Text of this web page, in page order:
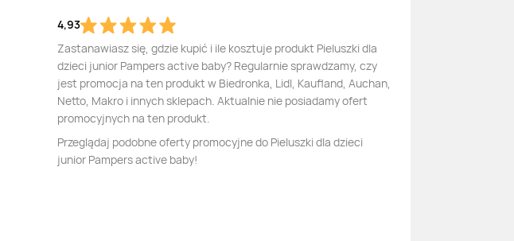
4,93
Zastanawiasz się, gdzie kupić i ile kosztuje produkt Pieluszki dla
dzieci junior Pampers active baby? Regularnie sprawdzamy, czy
jest promocja na ten produkt w Biedronka, Lidl, Kaufland, Auchan,
Netto, Makro i innych sklepach. Aktualnie nie posiadamy ofert
promocyjnych na ten produkt.
Przeglądaj podobne oferty promocyjne do Pieluszki dla dzieci
junior Pampers active baby!